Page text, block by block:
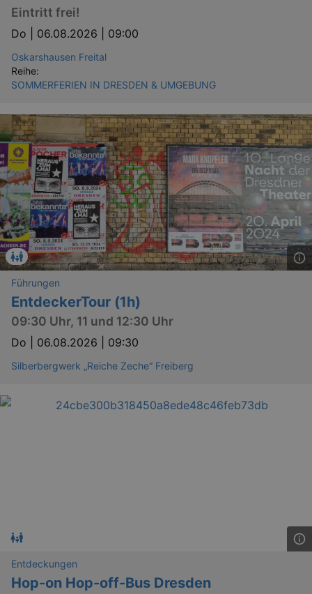
Eintritt frei!
Do | 06.08.2026 | 09:00
Oskarshausen Freital
Reihe:
SOMMERFERIEN IN DRESDEN & UMGEBUNG
Führungen
EntdeckerTour (1h)
09:30 Uhr, 11 und 12:30 Uhr
Do | 06.08.2026 | 09:30
Silberbergwerk „Reiche Zeche“ Freiberg
Entdeckungen
Hop-on Hop-off-Bus Dresden